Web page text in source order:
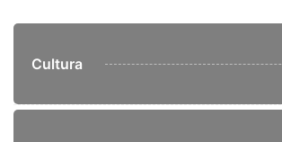
Cultura